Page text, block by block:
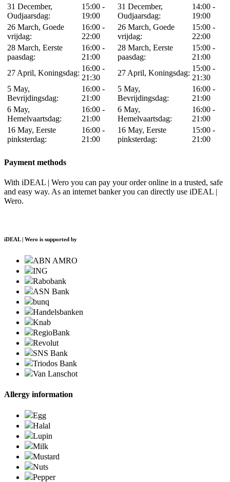
31 December,
Oudjaarsdag:
15:00 -
19:00
26 March, Goede
vrijdag:
16:00 -
22:00
28 March, Eerste
paasdag:
16:00 -
21:00
27 April, Koningsdag:
16:00 -
21:30
5 May,
Bevrijdingsdag:
16:00 -
21:00
6 May,
Hemelvaartsdag:
16:00 -
21:00
16 May, Eerste
pinksterdag:
16:00 -
21:00
31 December,
Oudjaarsdag:
14:00 -
19:00
26 March, Goede
vrijdag:
15:00 -
22:00
28 March, Eerste
paasdag:
15:00 -
21:00
27 April, Koningsdag:
15:00 -
21:30
5 May,
Bevrijdingsdag:
16:00 -
21:00
6 May,
Hemelvaartsdag:
16:00 -
21:00
16 May, Eerste
pinksterdag:
15:00 -
21:00
Payment methods
With iDEAL | Wero you can pay your order online in a trusted, safe
and easy way. As an internet banker you can directly use iDEAL |
Wero.
iDEAL | Wero is supported by
ABN AMRO
ING
Rabobank
ASN Bank
bunq
Handelsbanken
Knab
RegioBank
Revolut
SNS Bank
Triodos Bank
Van Lanschot
Allergy information
Egg
Halal
Lupin
Milk
Mustard
Nuts
Pepper